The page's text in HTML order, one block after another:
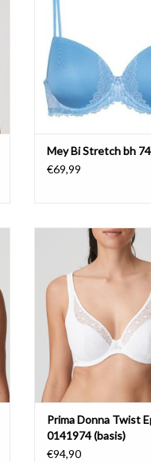
TOEVOEGEN AAN
Mey Bi Stretch bh
€69,99
TriangelBh met
Prima Donna Twist
Prima Donna Twist
0141974 (basis)
€94,90